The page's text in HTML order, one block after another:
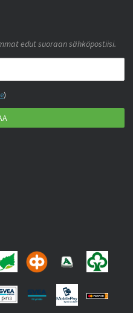
edut suoraan sähköpostiisi.
)